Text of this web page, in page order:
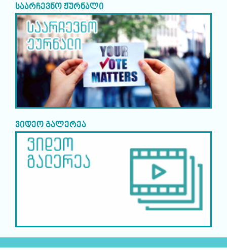
საარჩევნო ჟურნალი
ვიდეო გალერეა